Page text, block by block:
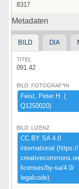
8317
Metadaten
BILD DIA
TITEL
091.42
BILD: FOTOGRAF*IN
Feist,​ ​Peter ​H.​ ​(​
Q1250020)​
BILD: LIZENZ
CC ​BY ​SA ​4.​0 ​
international ​(​https:​/​/​
licenses/​by-​sa/​4.​0/​
legalcode)​